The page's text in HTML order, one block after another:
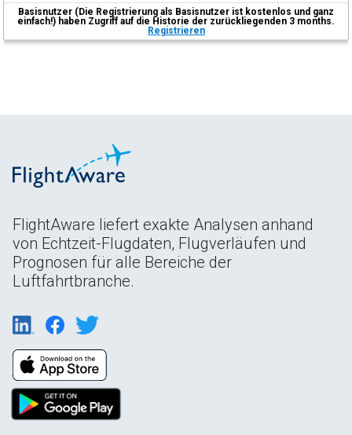
Basisnutzer (Die Registrierung als Basisnutzer ist kostenlos und ganz
einfach!) haben Zugriff auf die Historie der zurückliegenden 3 months.
Registrieren
FlightAware liefert exakte Analysen anhand
von Echtzeit-Flugdaten, Flugverläufen und
Prognosen für alle Bereiche der
Luftfahrtbranche.